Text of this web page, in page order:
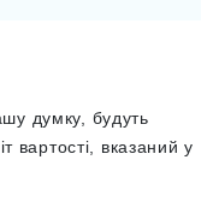
думку, будуть
вартості, вказаний у